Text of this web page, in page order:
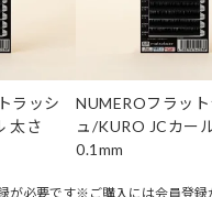
ラッシ
太さ
が必要です
NUMEROフラッ
ュ/KURO JCカー
0.1mm
※ご購入には会員登録